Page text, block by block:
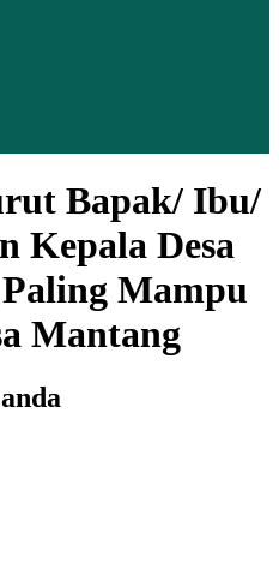
Bapak/ Ibu/
Kepala Desa
Mampu
Mantang